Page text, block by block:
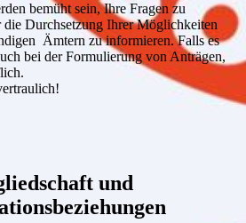
bemüht sein, Ihre Fragen zu
die Durchsetzung Ihrer Möglichkeiten
Ämtern zu informieren. Falls es
bei der Formulierung von Anträgen,
und